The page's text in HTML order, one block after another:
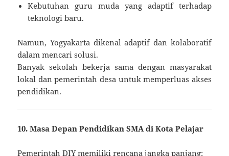
Kebutuhan guru muda yang adaptif terhadap
teknologi baru.
Namun, Yogyakarta dikenal adaptif dan kolaboratif
dalam mencari solusi.
Banyak sekolah bekerja sama dengan masyarakat
lokal dan pemerintah desa untuk memperluas akses
pendidikan.
10. Masa Depan Pendidikan SMA di Kota Pelajar
Pemerintah DIY memiliki rencana jangka panjang: